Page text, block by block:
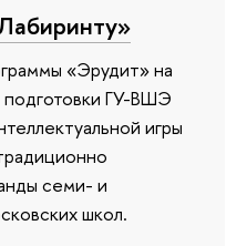
«Эрудит» на
подготовки ГУ-ВШЭ
игры
семи- и
школ.